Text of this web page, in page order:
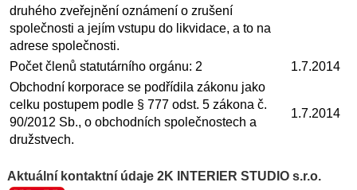
druhého zveřejnění oznámení o zrušení
společnosti a jejím vstupu do likvidace, a to na
adrese společnosti.
Počet členů statutárního orgánu: 2
1.7.2014
Obchodní korporace se podřídila zákonu jako
celku postupem podle § 777 odst. 5 zákona č.
90/2012 Sb., o obchodních společnostech a
družstvech.
1.7.2014
Aktuální kontaktní údaje 2K INTERIER STUDIO s.r.o.